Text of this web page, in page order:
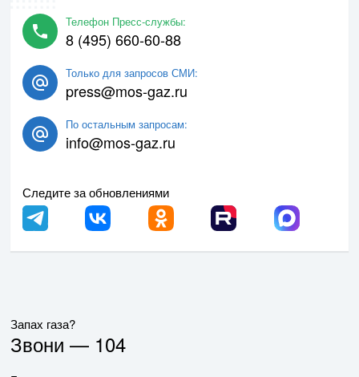
Телефон Пресс-службы:
8 (495) 660-60-88
Только для запросов СМИ:
press@mos-gaz.ru
По остальным запросам:
info@mos-gaz.ru
Следите за обновлениями
Запах газа?
Звони — 104